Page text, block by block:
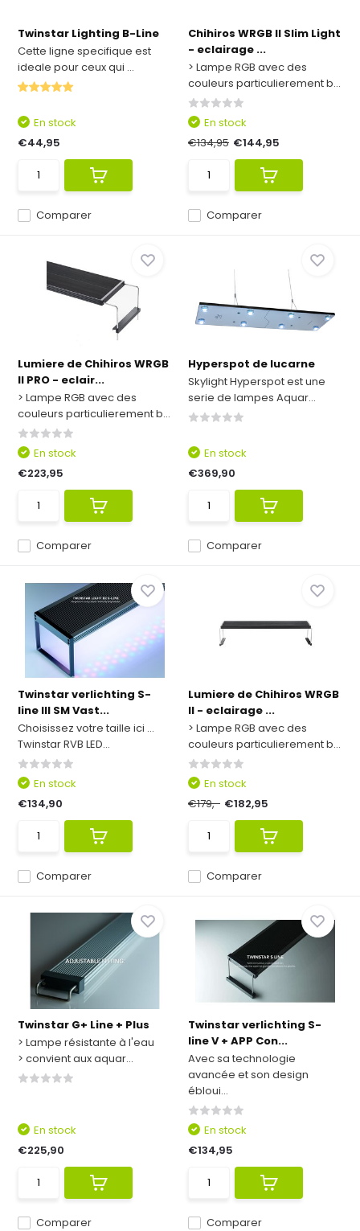
Twinstar Lighting B-Line
Cette ligne specifique est
ideale pour ceux qui ...
Comparer
En stock
€44,95
Chihiros WRGB II Slim Light
- eclairage ...
> Lampe RGB avec des
couleurs particulierement b...
Comparer
En stock
€134,95 €144,95
Lumiere de Chihiros WRGB
II PRO - eclair...
> Lampe RGB avec des
couleurs particulierement b...
Comparer
En stock
€223,95
Hyperspot de lucarne
Skylight Hyperspot est une
serie de lampes Aquar...
Comparer
En stock
€369,90
Twinstar verlichting S-
line III SM Vast...
Choisissez votre taille ici ...
Twinstar RVB LED...
Comparer
En stock
€134,90
Lumiere de Chihiros WRGB
II - eclairage ...
> Lampe RGB avec des
couleurs particulierement b...
Comparer
En stock
€179,- €182,95
Twinstar G+ Line + Plus
> Lampe résistante à l'eau
> convient aux aquar...
Comparer
En stock
€225,90
Twinstar verlichting S-
line V + APP Con...
Avec sa technologie
avancée et son design
ébloui...
Comparer
En stock
€134,95